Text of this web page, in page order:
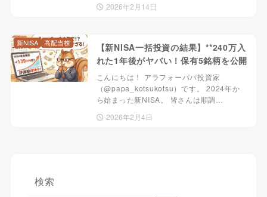
2026年2月14日
【新NISA一括投資の結果】**240万入
れた1年後がヤバい！保有5銘柄を公開
こんにちは！ アラフォーパパ投資家
（@papa_kotsukotsu）です。 2024年か
ら始まった新NISA。 皆さんは順調…
2026年2月4日
新NISA 高配当株
検索